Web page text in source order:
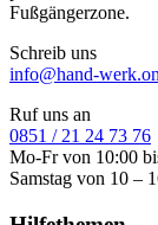
Fußgängerzone.
Schreib uns
info@hand-
Ruf uns an
0851 / 21 24 73 76
Mo-Fr von 10:00
Samstag von 10 –